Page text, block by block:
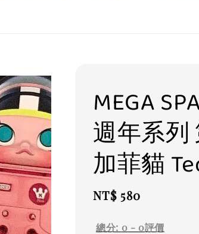
MEGA
週年系列
加菲貓
Regular
NT$ 580
總分: 0 - 0評價